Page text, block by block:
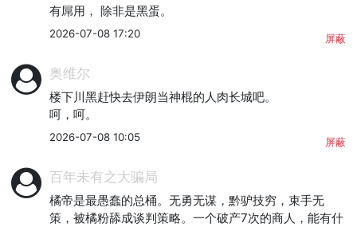
有屌用， 除非是黑蛋。
2026-07-08 17:20 屏蔽
奥维尔
楼下川黑赶快去伊朗当神棍的人肉长城吧。
呵，呵。
2026-07-08 10:05 屏蔽
百年未有之大骗局
橘帝是最愚蠢的总桶。无勇无谋，黔驴技穷，束手无
策，被橘粉舔成谈判策略。一个破产7次的商人，能有什